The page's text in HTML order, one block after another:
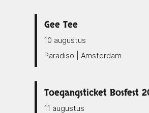
Gee Tee
10 augustus
Paradiso | Amsterdam
Toegangsticket Bosfest
11 augustus